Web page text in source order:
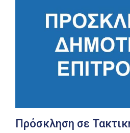
Προσκλήσεις
Καιρός
Πρόσκληση σε